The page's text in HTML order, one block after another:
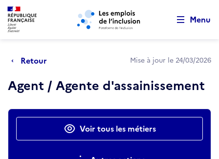
Aller au menu principal Aller au contenu principal
Menu
Retour Mise à jour le 24/03/2026
Agent / Agente d'assainissement
Actions rapidesVoir tous les métiers
Retour au début de la page
Panneau de gestion des cookies